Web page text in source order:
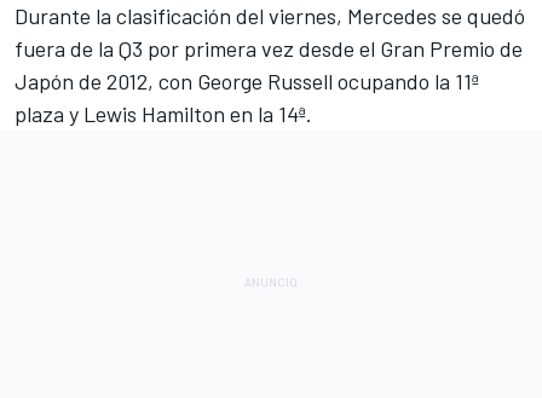
Durante la clasificación del viernes, Mercedes se quedó
fuera de la Q3 por primera vez desde el Gran Premio de
Japón de 2012, con George Russell ocupando la 11ª
plaza y Lewis Hamilton en la 14ª.